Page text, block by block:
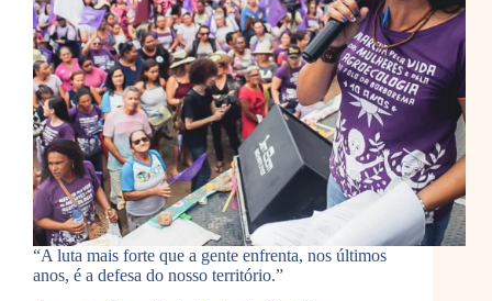
“A luta mais forte que a gente enfrenta, nos últimos
anos, é a defesa do nosso território.”